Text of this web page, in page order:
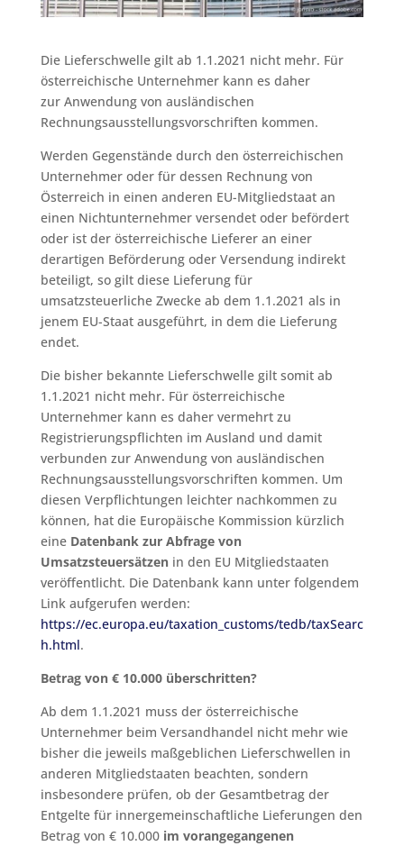
Die Lieferschwelle gilt ab 1.1.2021 nicht mehr. Für
österreichische Unternehmer kann es daher
zur Anwendung von ausländischen
Rechnungsausstellungsvorschriften kommen.
Werden Gegenstände durch den österreichischen
Unternehmer oder für dessen Rechnung von
Österreich in einen anderen EU-Mitgliedstaat an
einen Nichtunternehmer versendet oder befördert
oder ist der österreichische Lieferer an einer
derartigen Beförderung oder Versendung indirekt
beteiligt, so gilt diese Lieferung für
umsatzsteuerliche Zwecke ab dem 1.1.2021 als in
jenem EU-Staat ausgeführt, in dem die Lieferung
endet.
Die bisher bekannte Lieferschwelle gilt somit ab
1.1.2021 nicht mehr. Für österreichische
Unternehmer kann es daher vermehrt zu
Registrierungspflichten im Ausland und damit
verbunden zur Anwendung von ausländischen
Rechnungsausstellungsvorschriften kommen. Um
diesen Verpflichtungen leichter nachkommen zu
können, hat die Europäische Kommission kürzlich
eine Datenbank zur Abfrage von
Umsatzsteuersätzenin den EU Mitgliedstaaten
veröffentlicht. Die Datenbank kann unter folgendem
Link aufgerufen werden:
https://ec.europa.eu/taxation_customs/tedb/taxSearc
h.html.
Betrag von € 10.000 überschritten?
Ab dem 1.1.2021 muss der österreichische
Unternehmer beim Versandhandel nicht mehr wie
bisher die jeweils maßgeblichen Lieferschwellen in
anderen Mitgliedstaaten beachten, sondern
insbesondere prüfen, ob der Gesamtbetrag der
Entgelte für innergemeinschaftliche Lieferungen den
Betrag von € 10.000 im vorangegangenen